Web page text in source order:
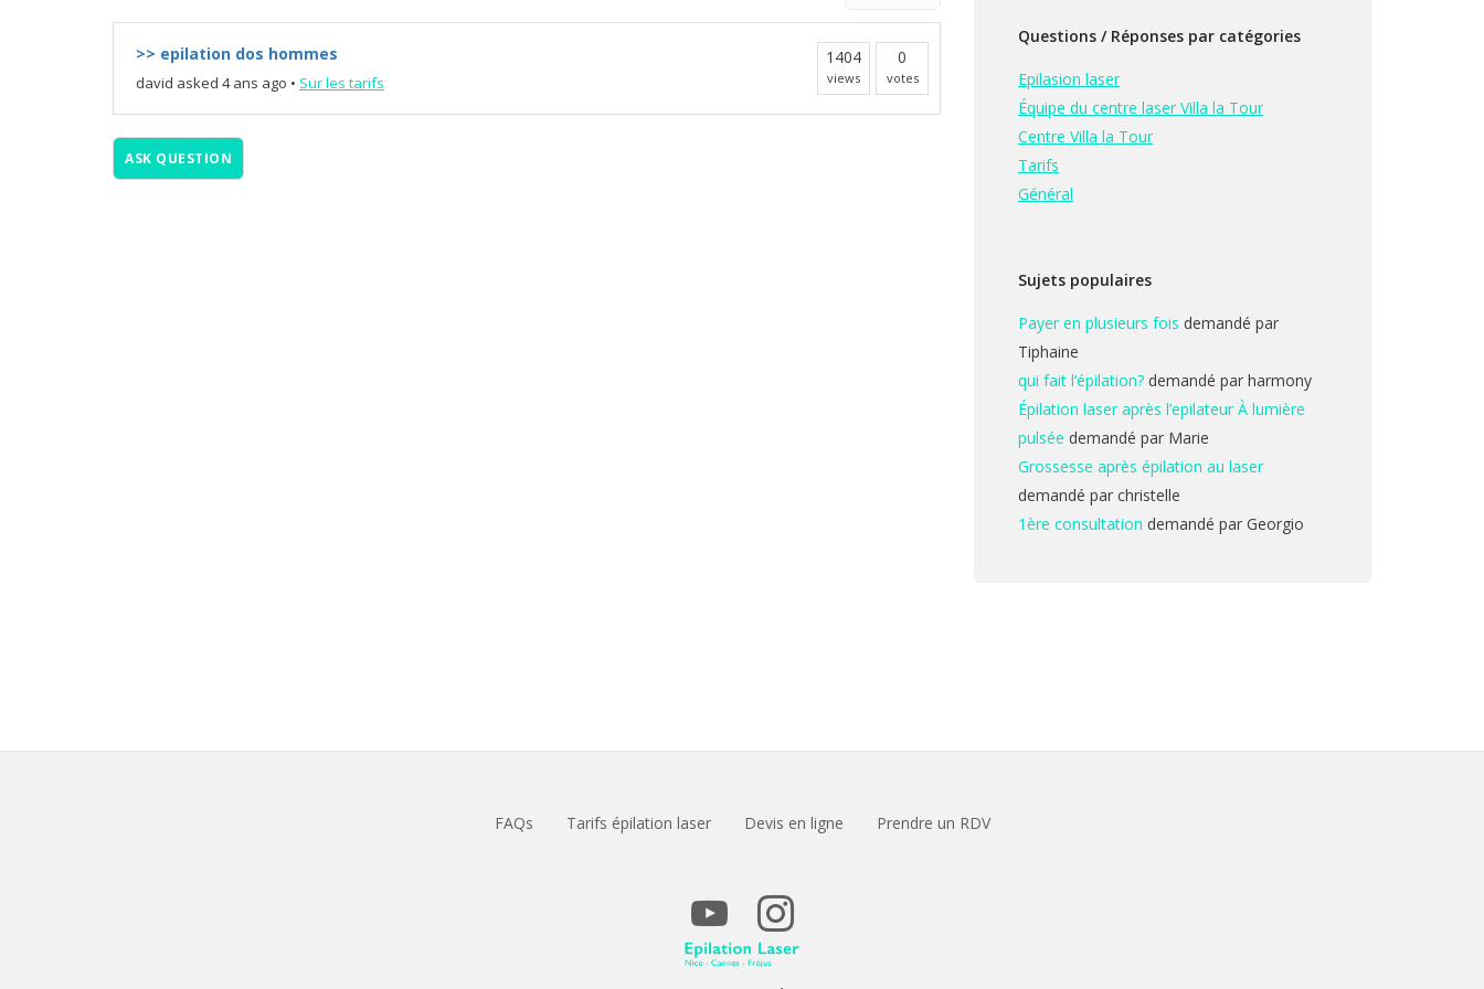
>> epilation dos hommes
david asked 4 ans ago • Sur les tarifs
1404
views
0
votes
ASK QUESTION
Questions / Réponses par catégories
Epilasion laser
Équipe du centre laser Villa la Tour
Centre Villa la Tour
Tarifs
Général
Sujets populaires
Payer en plusieurs fois demandé par
Tiphaine
qui fait l’épilation? demandé par harmony
Épilation laser après l’epilateur À lumière
pulsée demandé par Marie
Grossesse après épilation au laser
demandé par christelle
1ère consultation demandé par Georgio
FAQs Tarifs épilation laser Devis en ligne Prendre un RDV